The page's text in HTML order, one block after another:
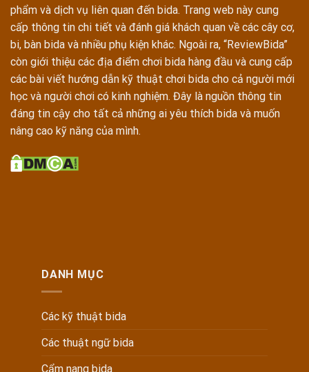
phẩm và dịch vụ liên quan đến bida. Trang web này cung
cấp thông tin chi tiết và đánh giá khách quan về các cây cơ,
bi, bàn bida và nhiều phụ kiện khác. Ngoài ra, “ReviewBida”
còn giới thiệu các địa điểm chơi bida hàng đầu và cung cấp
các bài viết hướng dẫn kỹ thuật chơi bida cho cả người mới
học và người chơi có kinh nghiệm. Đây là nguồn thông tin
đáng tin cậy cho tất cả những ai yêu thích bida và muốn
nâng cao kỹ năng của mình.
DANH MỤC
Các kỹ thuật bida
Các thuật ngữ bida
Cẩm nang bida